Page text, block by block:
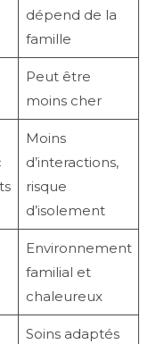
dépend de la
famille
Peut être
moins cher
Moins
d’interactions,
risque
d’isolement
Environnement
familial et
chaleureux
Soins adaptés